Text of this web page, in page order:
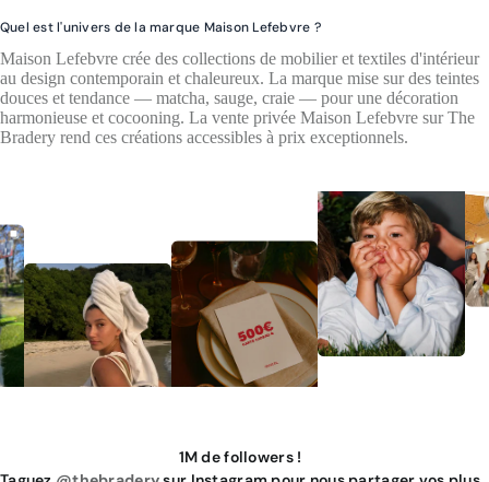
Quel est l'univers de la marque Maison Lefebvre ?
Maison Lefebvre crée des collections de mobilier et textiles d'intérieur
au design contemporain et chaleureux. La marque mise sur des teintes
douces et tendance — matcha, sauge, craie — pour une décoration
harmonieuse et cocooning. La vente privée Maison Lefebvre sur The
Bradery rend ces créations accessibles à prix exceptionnels.
1M de followers !